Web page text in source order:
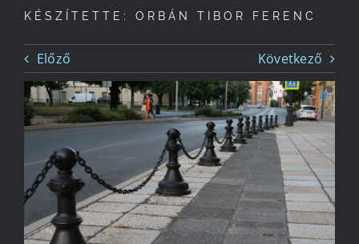
Tagjaink
Csatlakozz!
Történetünk
Kapcsolat
KÉSZÍTETTE: ORBÁN TIBOR FERENC
Előző Következő